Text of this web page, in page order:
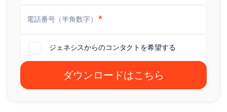
電話番号（半角数字） *
ジェネシスからのコンタクトを希望する